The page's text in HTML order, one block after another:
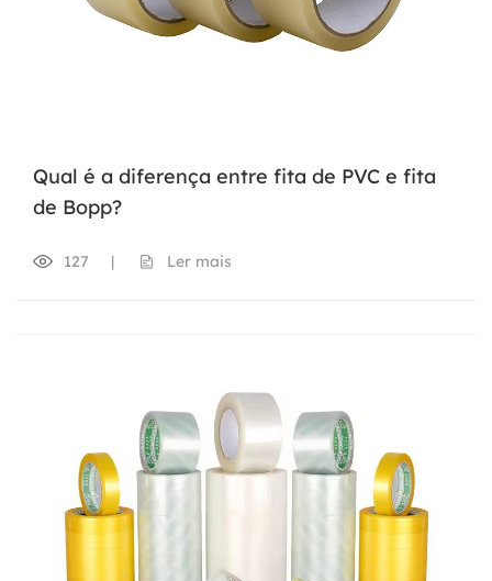
Qual é a diferença entre fita de PVC e fita
de Bopp?
127 | Ler mais